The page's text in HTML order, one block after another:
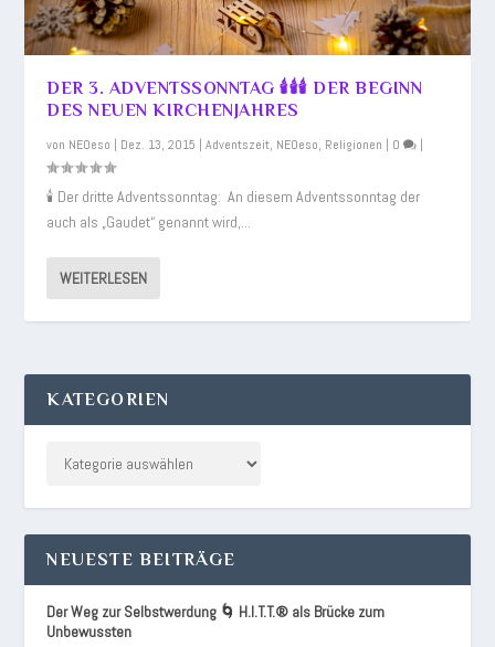
DER 3. ADVENTSSONNTAG 🕯️🕯️🕯️ DER BEGINN
DES NEUEN KIRCHENJAHRES
von NEOeso | Dez. 13, 2015 |Adventszeit, NEOeso, Religionen | 0 |
🕯️ Der dritte Adventssonntag: An diesem Adventssonntag der
auch als „Gaudet“ genannt wird,...
WEITERLESEN
KATEGORIEN
NEUESTE BEITRÄGE
Der Weg zur Selbstwerdung 🌀 H.I.T.T.® als Brücke zum
Unbewussten